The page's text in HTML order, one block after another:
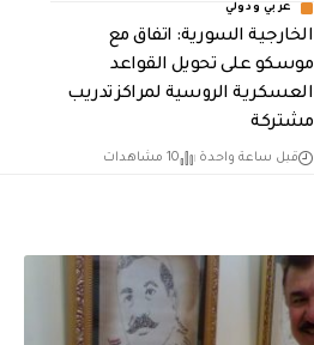
عربي ودولي
الخارجية السورية: اتفاق مع
موسكو على تحويل القواعد
العسكرية الروسية لمراكز تدريب
مشتركة
قبل ساعة واحدة 10 مشاهدات